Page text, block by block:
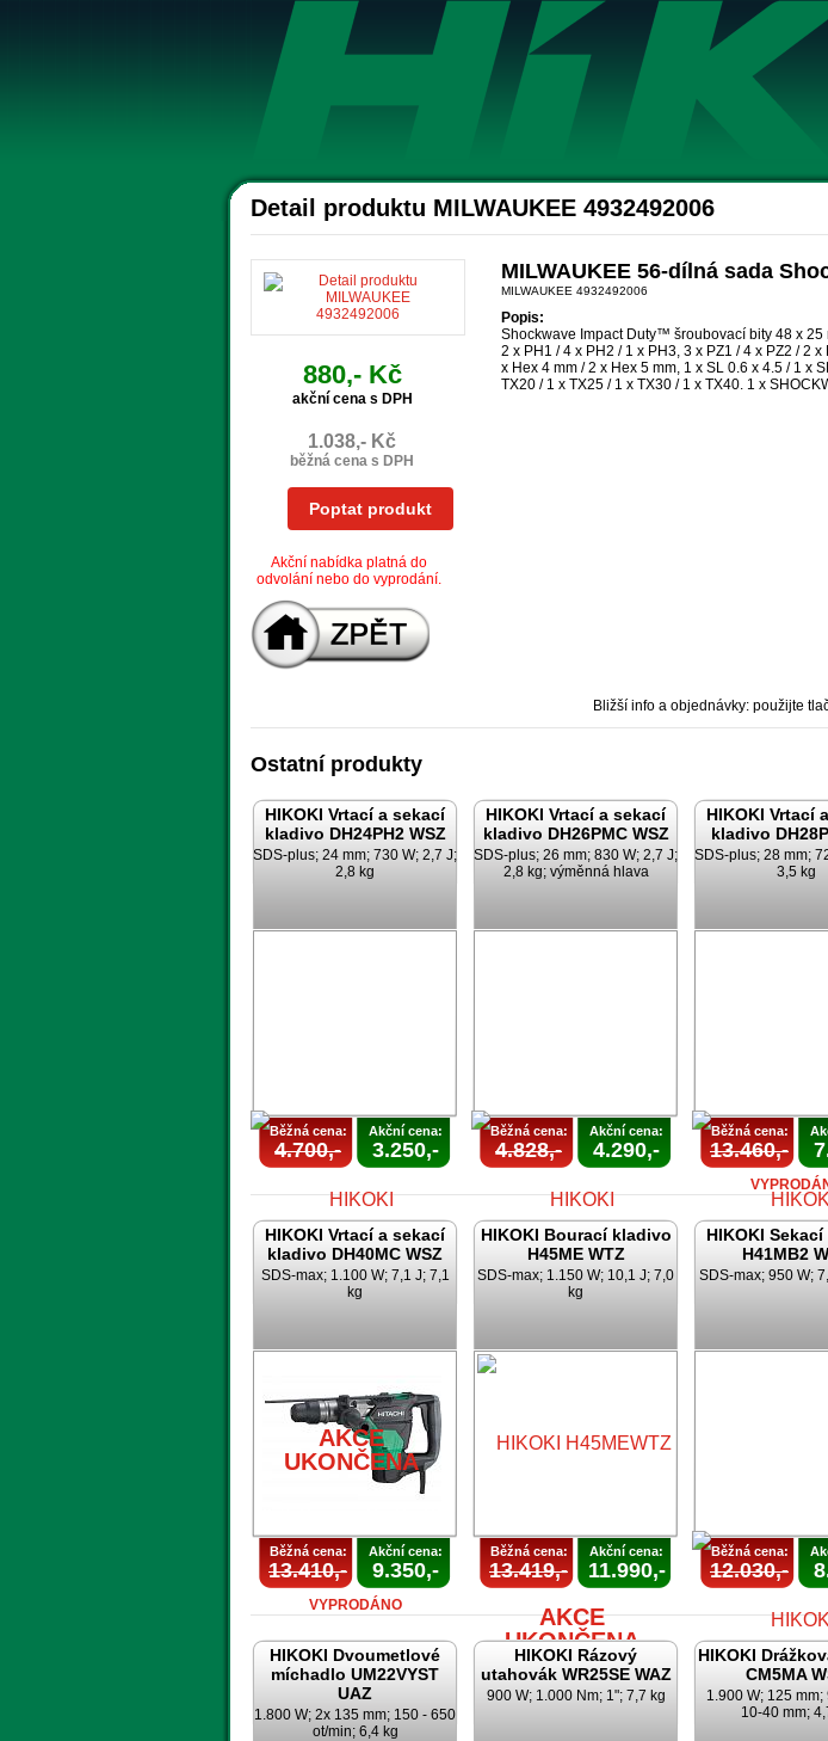
Akce
Detail produktu MILWAUKEE 4932492006
880,- Kč
akční cena s DPH
1.038,- Kč
běžná cena s DPH
Poptat produkt
Akční nabídka platná do
odvolání nebo do vyprodání.
MILWAUKEE 56-dílná sada
MILWAUKEE 4932492006
Popis:
Shockwave Impact Duty™ šroubovací bity 48 x 25
2 x PH1 / 4 x PH2 / 1 x PH3, 3 x PZ1 / 4 x PZ2 / 2
x Hex 4 mm / 2 x Hex 5 mm, 1 x SL 0.6 x 4.5 / 1 x
TX20 / 1 x TX25 / 1 x TX30 / 1 x TX40. 1 x
Bližší info a objednávky: použijte
Ostatní produkty
HIKOKI Vrtací a sekací
kladivo DH24PH2 WSZ
SDS-plus; 24 mm; 730 W; 2,7 J;
2,8 kg
UKONČENA
Běžná cena:
4.700,-
Akční cena:
3.250,-
HIKOKI Vrtací a sekací
kladivo DH26PMC WSZ
SDS-plus; 26 mm; 830 W; 2,7 J;
2,8 kg; výměnná hlava
Běžná cena:
4.828,-
Akční cena:
4.290,-
HIKOKI Vrtací
kladivo
SDS-plus; 28 mm;
3,5 kg
Běžná cena:
13.460,-
HIKOKI Vrtací a sekací
kladivo DH40MC WSZ
SDS-max; 1.100 W; 7,1 J; 7,1
kg
AKCE
UKONČENA
Běžná cena:
13.410,-
Akční cena:
9.350,-
VYPRODÁNO
HIKOKI Bourací kladivo
H45ME WTZ
SDS-max; 1.150 W; 10,1 J; 7,0
kg
AKCE
UKONČENA
Běžná cena:
13.419,-
Akční cena:
11.990,-
HIKOKI
H41MB2
SDS-max; 950 W;
Běžná cena:
12.030,-
HIKOKI Dvoumetlové
míchadlo UM22VYST
UAZ
1.800 W; 2x 135 mm; 150 - 650
ot/min; 6,4 kg
HIKOKI Rázový
utahovák WR25SE WAZ
900 W; 1.000 Nm; 1"; 7,7 kg
HIKOKI
CM5MA
1.900 W; 125 mm;
10-40 mm;